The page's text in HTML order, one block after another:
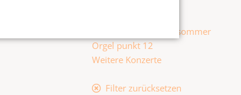
Internationaler Orgelsommer
Orgel punkt 12
Weitere Konzerte
Filter zurücksetzen